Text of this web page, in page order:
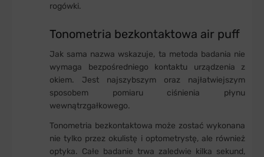
rogówki.
Tonometria bezkontaktowa air puff
Jak sama nazwa wskazuje, ta metoda badania nie
wymaga bezpośredniego kontaktu urządzenia z
okiem. Jest najszybszym oraz najłatwiejszym
sposobem pomiaru ciśnienia płynu
wewnątrzgałkowego.
Tonometria bezkontaktowa może zostać wykonana
nie tylko przez okulistę i optometrystę, ale również
optyka. Całe badanie trwa zaledwie kilka sekund,